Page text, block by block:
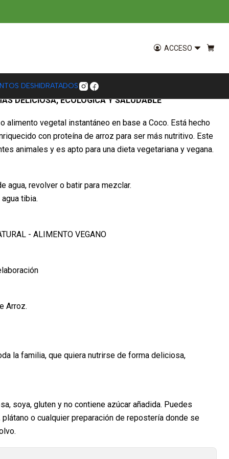
ACCESO
DESHIDRATADOS
DELICIOSA, ECOLÓGICA Y SALUDABLE
alimento vegetal instantáneo en base a Coco. Está hecho
con proteína de arroz para ser más nutritivo. Este
animales y es apto para una dieta vegetariana y vegana.
agua, revolver o batir para mezclar.
tibia.
- ALIMENTO VEGANO
Arroz.
la familia, que quiera nutrirse de forma deliciosa,
soya, gluten y no contiene azúcar añadida. Puedes
o cualquier preparación de repostería donde se